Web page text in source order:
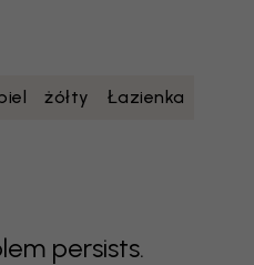
żółty Łazienka
persists.